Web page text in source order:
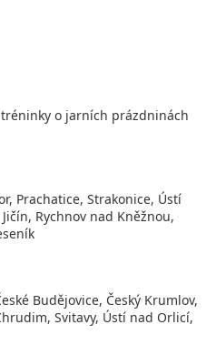
o jarních prázdninách
Prachatice, Strakonice, Ústí
Rychnov nad Kněžnou,
Budějovice, Český Krumlov,
Svitavy, Ústí nad Orlicí,